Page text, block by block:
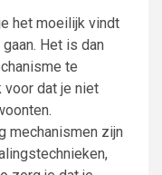
het moeilijk vindt
Het is dan
te
voor dat je niet
mechanismen zijn